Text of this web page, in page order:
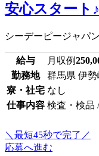
安心スタート
シーデーピージャパ
給与 月収例
勤務地
群馬県 伊
寮・社宅 なし
仕事内容 検査・検品
＼最短45秒で完了／
応募へ進む